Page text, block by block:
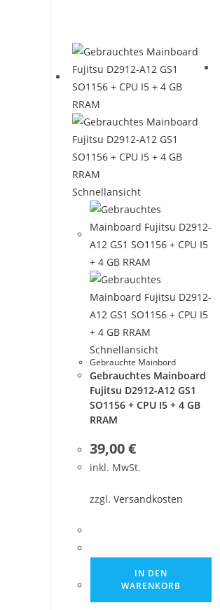
Schnellansicht
Schnellansicht
Gebrauchte Mainbord
Gebrauchtes Mainboard
Fujitsu D2912-A12 GS1
SO1156 + CPU I5 + 4 GB
RRAM
39,00€
inkl. MwSt.
zzgl.Versandkosten
IN DEN
WARENKORB